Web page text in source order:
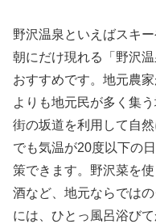
野沢温泉といえばスキ
朝にだけ現れる「野沢
おすすめです。地元農
よりも地元民が多く集
街の坂道を利用して自
でも気温が20度以下の
策できます。野沢菜を
酒など、地元ならでは
には、ひとっ風呂浴び